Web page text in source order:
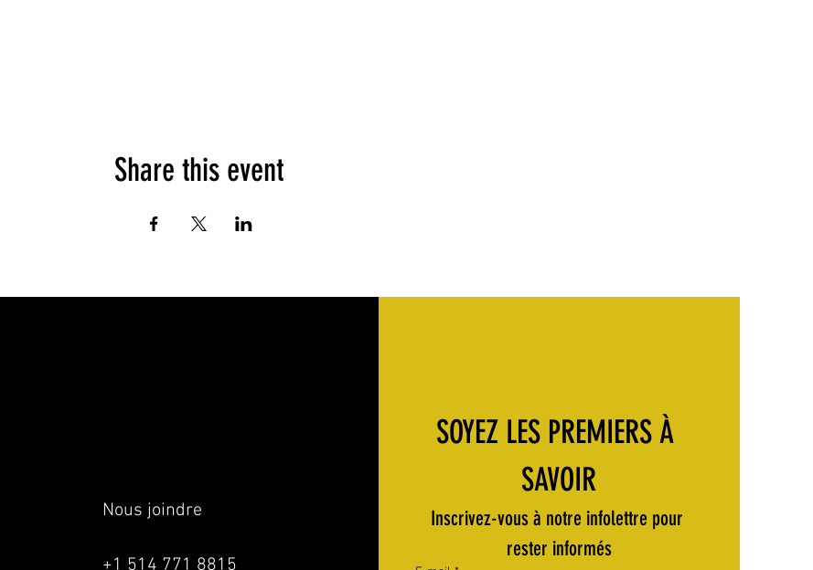
Share this event
Nous joindre
+1 514 771 8815
SOYEZ LES PREMIERS À
SAVOIR
Inscrivez-vous à notre infolettre pour
rester informés